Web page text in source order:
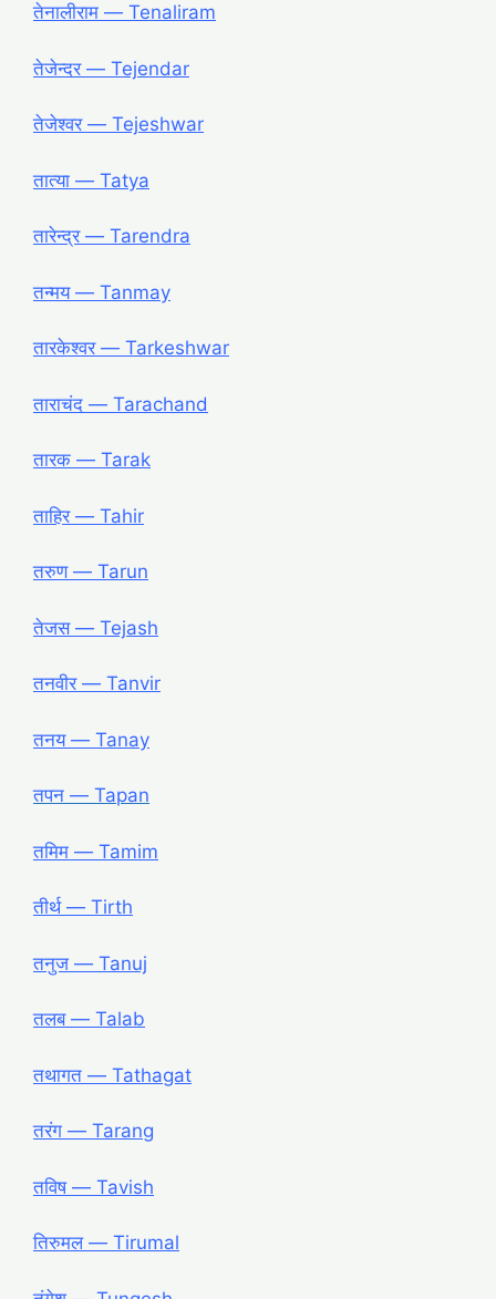
तेनालीराम ― Tenaliram
तेजेन्दर ― Tejendar
तेजेश्वर ― Tejeshwar
तात्या ― Tatya
तारेन्द्र ― Tarendra
तन्मय ― Tanmay
तारकेश्वर ― Tarkeshwar
ताराचंद ― Tarachand
तारक ― Tarak
ताहिर ― Tahir
तरुण ― Tarun
तेजस ― Tejash
तनवीर ― Tanvir
तनय ― Tanay
तपन ― Tapan
तमिम ― Tamim
तीर्थ ― Tirth
तनुज ― Tanuj
तलब ― Talab
तथागत ― Tathagat
तरंग ― Tarang
तविष ― Tavish
तिरुमल ― Tirumal